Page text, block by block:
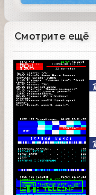
Смотрите ещё